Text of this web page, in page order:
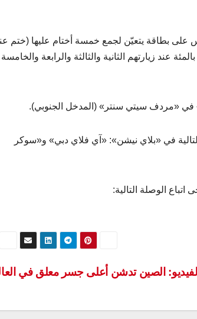
بطاقة يتعيّن لجمع خمسة أختام عليها (ختم
زيارة) قبل أن يتأهل لدخول المنافسة. وسيحصل هؤلاء على خصم قدره 25 بالمئة عند زيارتهم الثانية والثالثة والرابعة والخامسة
في «بلاي نيشن»: «آي فلاي دبي» و«سوكر
الوصلة التالية:
الصين تدشن أعلى جسر معلق في